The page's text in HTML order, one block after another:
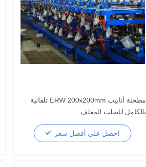
مطحنة أنابيب ERW 200x200mm تلقائية
بالكامل للصلب المغلف
احصل على أفضل سعر